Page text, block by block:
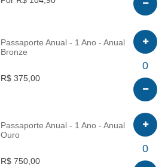
Passaporte Anual - 1 Ano - Anual
Bronze
R$ 375,00
0
Passaporte Anual - 1 Ano - Anual
Ouro
R$ 750,00
0